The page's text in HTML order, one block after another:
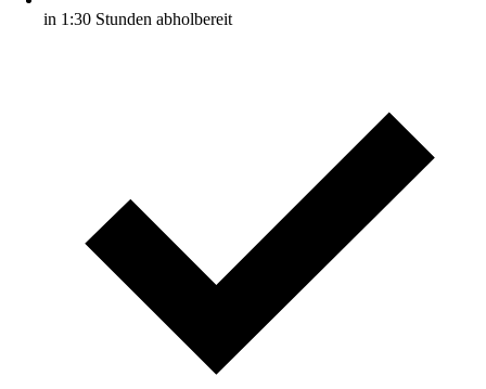
in 1:30 Stunden abholbereit